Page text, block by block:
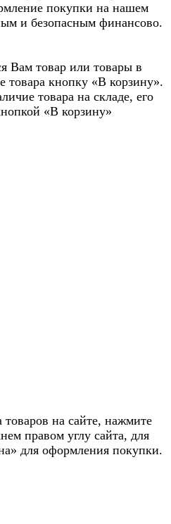
покупки на нашем
и безопасным финансово.
Вам товар или товары в
товара кнопку «В корзину».
товара на складе, его
«В корзину»
на сайте, нажмите
правом углу сайта, для
для оформления покупки.